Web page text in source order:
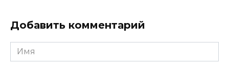
Добавить комментарий
Имя
*